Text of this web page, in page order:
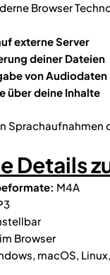
Browser
externe Server
deiner Dateien
von Audiodaten
über deine Inhalte
Details
M4A
Browser
macOS,